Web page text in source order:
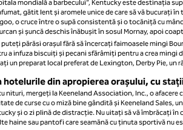
mondială a barbecului”, Kentucky este destinația
gătit lent și aromele unice de care să vă bucurați
o cruce între o supă consistentă și o tocăniță cu
și șuncă deschis înăbușit în sosul Mornay, apoi
părăsi orașul fără să încercați faimoasele mingi
a infuza biscuiți și pecani sfărâmiți pentru a crea mingi
un preparat local preferat de Lexington, Derby Pie, un
hotelurile din apropierea orașului, cu
nituri, mergeți la Keeneland Association, Inc., o
de curse cu o miză bine gândită și Keeneland
și o zi plină de distracție. Nu uitați să vă îmbrăcați în
haine sau pantofi care seamănă cu ținuta sportivă nu